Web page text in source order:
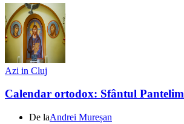
Azi in Cluj
Calendar ortodox: Sfântul
De laAndrei Mureșan